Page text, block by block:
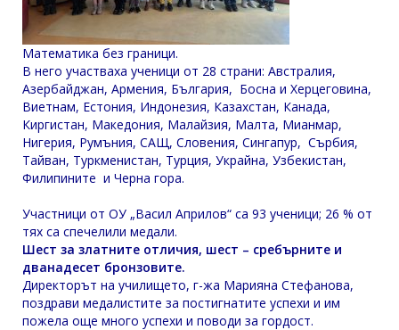
Математика без граници.
В него участваха ученици от 28 страни: Австралия,
Азербайджан, Армения, България, Босна и Херцеговина,
Виетнам, Естония, Индонезия, Казахстан, Канада,
Киргистан, Македония, Малайзия, Малта, Мианмар,
Нигерия, Румъния, САЩ, Словения, Сингапур, Сърбия,
Тайван, Туркменистан, Турция, Украйна, Узбекистан,
Филипините и Черна гора.
Участници от ОУ „Васил Априлов“ са 93 ученици; 26 % от
тях са спечелили медали.
Шест за златните отличия, шест – сребърните и
дванадесет бронзовите.
Директорът на училището, г-жа Марияна Стефанова,
поздрави медалистите за постигнатите успехи и им
пожела още много успехи и поводи за гордост.